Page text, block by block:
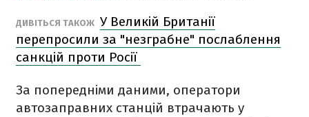
ДИВІТЬСЯ ТАКОЖ У Великій Британії
перепросили за "незграбне" послаблення
санкцій проти Росії
За попередніми даними, оператори
автозаправних станцій втрачають у